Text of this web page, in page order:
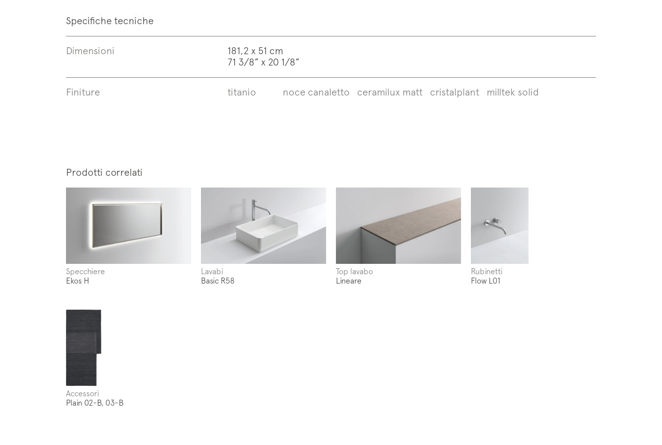
Follow us on Instagram Facebook Pinterest
Specifiche tecniche
Dimensioni
181,2 x 51 cm
71 3/8” x 20 1/8”
Finiture titanio noce canaletto ceramilux matt cristalplant milltek solid
Prodotti correlati
Specchiere
Ekos H
Lavabi
Basic R58
Top lavabo
Lineare
Rubinetti
Flow L01
Accessori
Plain 02-B, 03-B